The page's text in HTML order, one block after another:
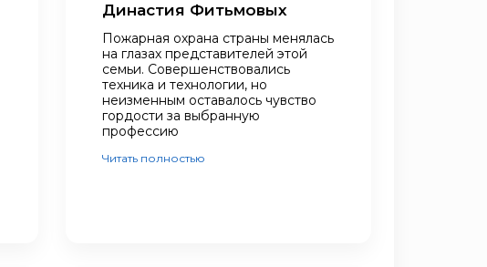
Династия Фитьмовых
Пожарная охрана страны менялась
на глазах представителей этой
семьи. Совершенствовались
техника и технологии, но
неизменным оставалось чувство
гордости за выбранную
профессию
Читать полностью